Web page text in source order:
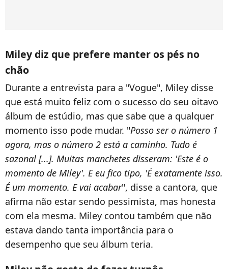
Miley diz que prefere manter os pés no
chão
Durante a entrevista para a "Vogue", Miley disse
que está muito feliz com o sucesso do seu oitavo
álbum de estúdio, mas que sabe que a qualquer
momento isso pode mudar. "Posso ser o número 1
agora, mas o número 2 está a caminho. Tudo é
sazonal [...]. Muitas manchetes disseram: 'Este é o
momento de Miley'. E eu fico tipo, 'É exatamente isso.
É um momento. E vai acabar", disse a cantora, que
afirma não estar sendo pessimista, mas honesta
com ela mesma. Miley contou também que não
estava dando tanta importância para o
desempenho que seu álbum teria.